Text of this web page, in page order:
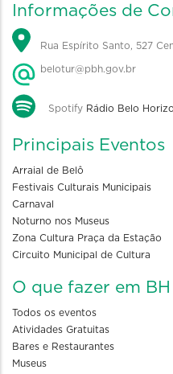
Informações de
Rua Espírito Santo, 527
belotur@pbh.gov.br
Spotify Rádio Belo
Principais Eventos
Arraial de Belô
Festivais Culturais Municipais
Carnaval
Noturno nos Museus
Zona Cultura Praça da Estação
Circuito Municipal de Cultura
O que fazer em BH
Todos os eventos
Atividades Gratuitas
Bares e Restaurantes
Museus